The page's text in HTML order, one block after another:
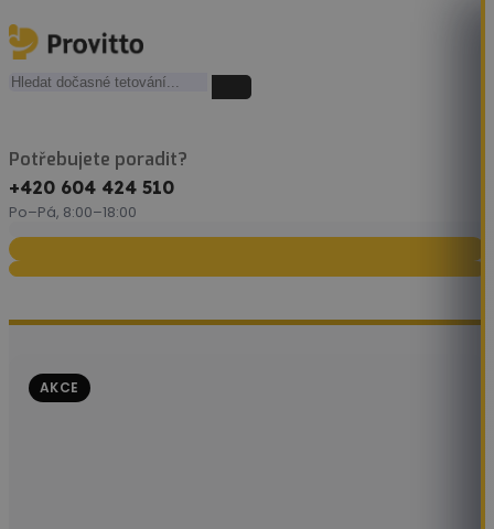
Potřebujete poradit?
+420 604 424 510
Po–Pá, 8:00–18:00
AKCE